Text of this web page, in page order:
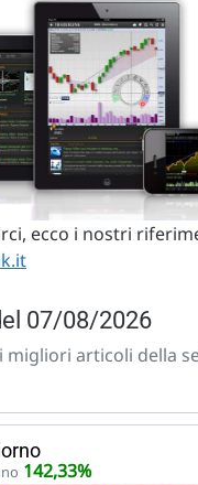
ecco i nostri
07/08/2026
migliori articoli della
142,33%